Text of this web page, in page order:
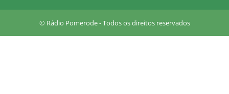
a
© Rádio Pomerode - Todos os direitos reservados